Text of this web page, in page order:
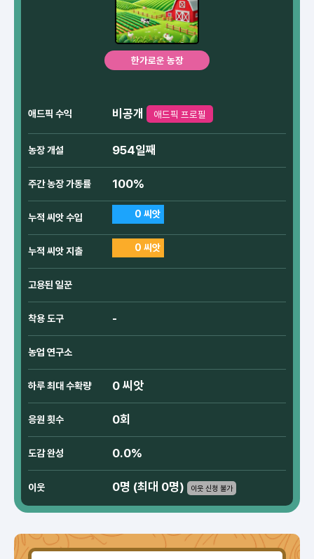
한가로운 농장
애드픽 수익 비공개 애드픽 프로필
농장 개설 954일째
주간 농장 가동률 100%
누적 씨앗 수입 0 씨앗
누적 씨앗 지출 0 씨앗
고용된 일꾼
착용 도구 -
농업 연구소
하루 최대 수확량 0 씨앗
응원 횟수 0회
도감 완성 0.0%
이웃 0명 (최대 0명) 이웃 신청 불가